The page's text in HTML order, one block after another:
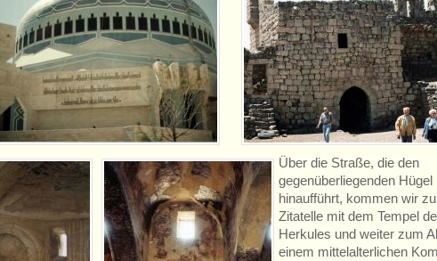
Über die Straße, die den
gegenüberliegenden Hügel
hinaufführt, kommen wir
Zitatelle mit dem Tempel
Herkules und weiter zum
einem mittelalterlichen